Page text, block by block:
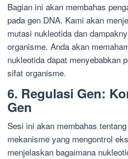
Bagian ini akan membahas
pada gen DNA. Kami akan
mutasi nukleotida dan
organisme. Anda akan
nukleotida dapat menyebabkan
sifat organisme.
6. Regulasi Gen:
Gen
Sesi ini akan membahas
mekanisme yang mengontrol
menjelaskan bagaimana